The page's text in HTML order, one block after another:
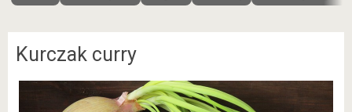
Kurczak curry